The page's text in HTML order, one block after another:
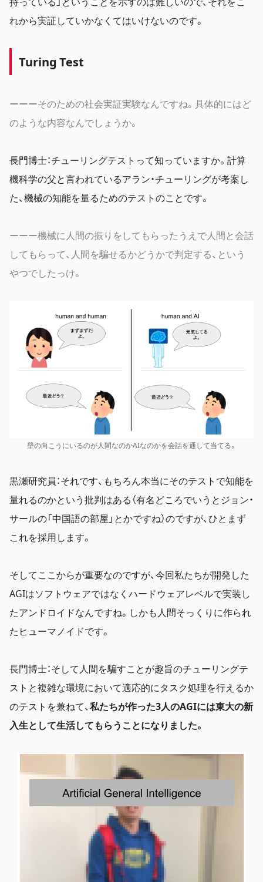
れから実証していかなくてはいけないのです。
Turing Test
ーーーそのための社会実証実験なんですね。具体的にはど
のような内容なんでしょうか。
長門博士：チューリングテストって知っていますか。計算
機科学の父と言われているアラン・チューリングが考案し
た、機械の知能を量るためのテストのことです。
ーーー機械に人間の振りをしてもらったうえで人間と会話
してもらって、人間を騙せるかどうかで判定する、という
やつでしたっけ。
壁の向こうにいるのが人間なのかAIなのかを会話を通して当てる。
黒瀬研究員：それです、もちろん本当にそのテストで知能を
量れるのかという批判はある（有名どころでいうとジョン・
サールの「中国語の部屋」とかですね）のですが、ひとまず
これを採用します。
そしてここからが重要なのですが、今回私たちが開発した
AGIはソフトウェアではなくハードウェアレベルで実装し
たアンドロイドなんですね。しかも人間そっくりに作られ
たヒューマノイドです。
長門博士：そして人間を騙すことが趣旨のチューリングテ
ストと複雑な環境において適応的にタスク処理を行えるか
のテストを兼ねて、私たちが作った3人のAGIには東大の新
入生として生活してもらうことになりました。